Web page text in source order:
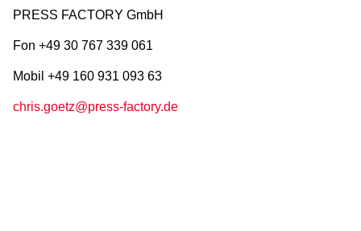
PRESS FACTORY GmbH
Fon +49 30 767 339 061
Mobil +49 160 931 093 63
chris.goetz@press-factory.de